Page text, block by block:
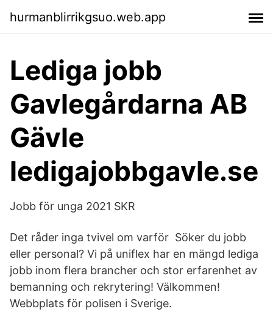
hurmanblirrikgsuo.web.app
Lediga jobb
Gavlegårdarna AB
Gävle
ledigajobbgavle.se
Jobb för unga 2021 SKR
Det råder inga tvivel om varför Söker du jobb
eller personal? Vi på uniflex har en mängd lediga
jobb inom flera brancher och stor erfarenhet av
bemanning och rekrytering! Välkommen!
Webbplats för polisen i Sverige.